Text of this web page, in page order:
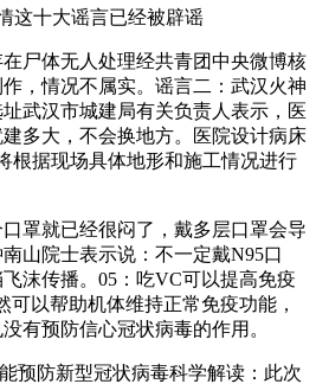
这十大谣言已经被辟谣
尸体无人处理经共青团中央微博核
，情况不属实。谣言二：武汉火神
武汉市城建局有关负责人表示，医
多大，不会换地方。医院设计病床
根据现场具体地形和施工情况进行
罩就已经很闷了，戴多层口罩会导
山院士表示说：不一定戴N95口
沫传播。05：吃VC可以提高免疫
可以帮助机体维持正常免疫功能，
有预防信心冠状病毒的作用。
预防新型冠状病毒科学解读：此次